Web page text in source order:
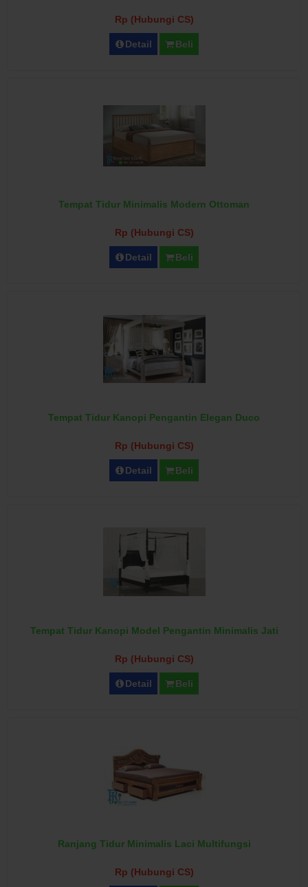
Rp (Hubungi CS)
Detail Beli
Tempat Tidur Minimalis Modern Ottoman
Rp (Hubungi CS)
Detail Beli
Tempat Tidur Kanopi Pengantin Elegan Duco
Rp (Hubungi CS)
Detail Beli
Tempat Tidur Kanopi Model Pengantin Minimalis Jati
Rp (Hubungi CS)
Detail Beli
Ranjang Tidur Minimalis Laci Multifungsi
Rp (Hubungi CS)